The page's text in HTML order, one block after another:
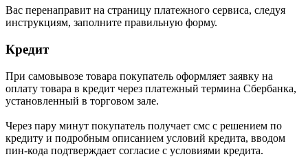
Вас перенаправит на страницу платежного сервиса, следуя
инструкциям, заполните правильную форму.
Кредит
При самовывозе товара покупатель оформляет заявку на
оплату товара в кредит через платежный термина Сбербанка,
установленный в торговом зале.
Через пару минут покупатель получает смс с решением по
кредиту и подробным описанием условий кредита, вводом
пин-кода подтверждает согласие с условиями кредита.